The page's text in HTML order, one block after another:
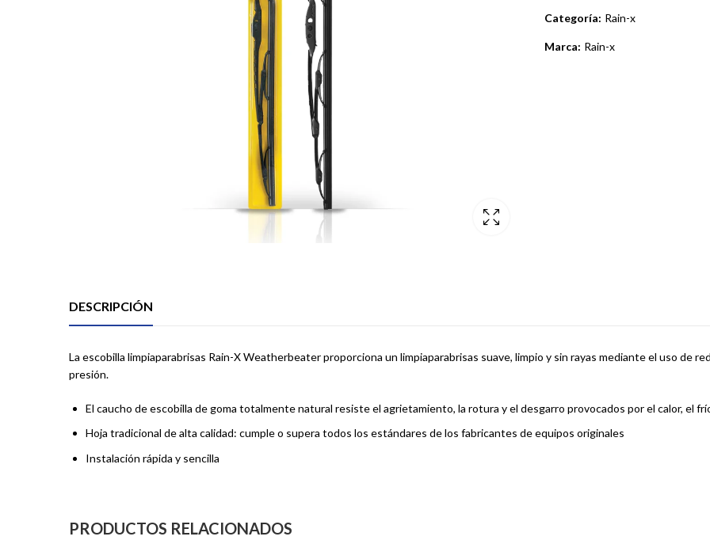
Categoría: Rain-x
Marca: Rain-x
DESCRIPCIÓN
La escobilla limpiaparabrisas Rain-X Weatherbeater proporciona un limpiaparabrisas suave, limpio y sin rayas mediante el uso de
presión.
El caucho de escobilla de goma totalmente natural resiste el agrietamiento, la rotura y el desgarro provocados por el calor, el
Hoja tradicional de alta calidad: cumple o supera todos los estándares de los fabricantes de equipos originales
Instalación rápida y sencilla
PRODUCTOS RELACIONADOS